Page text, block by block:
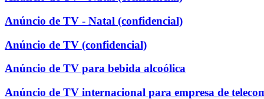
Anúncio de TV - Natal (confidencial)
Anúncio de TV (confidencial)
Anúncio de TV para bebida alcoólica
Anúncio de TV internacional para empresa de